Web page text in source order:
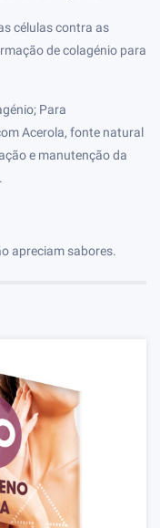
células contra as
de colagénio para
Para
Acerola, fonte natural
e manutenção da
apreciam sabores.